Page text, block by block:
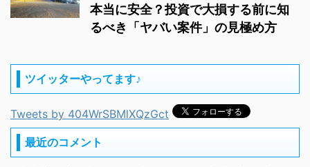
本当に安全？投資で大損する前に知
るべき「ヤバい案件」の見極め方
ツイッターやってます♪
Tweets by 404WrSBMlXQzGct
最近のコメント